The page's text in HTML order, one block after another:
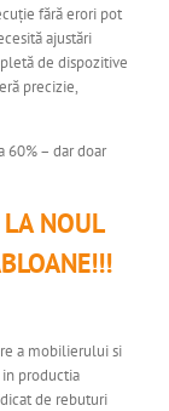
fără erori pot
ajustări
de dispozitive
precizie,
60% – dar doar
LA NOUL
a mobilierului si
productia
de rebuturi